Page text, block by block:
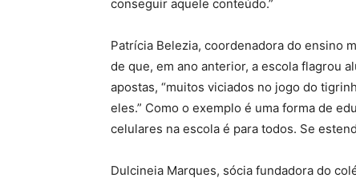
conseguir aquele conteúdo.”
Patrícia Belezia, coordenadora do ensino
de que, em ano anterior, a escola flagrou
apostas, “muitos viciados no jogo do
eles.” Como o exemplo é uma forma de
celulares na escola é para todos. Se
Dulcineia Marques, sócia fundadora do